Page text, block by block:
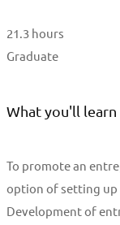
21.3 hours
Graduate
What you'll learn
To promote an
option of setting up
Development of